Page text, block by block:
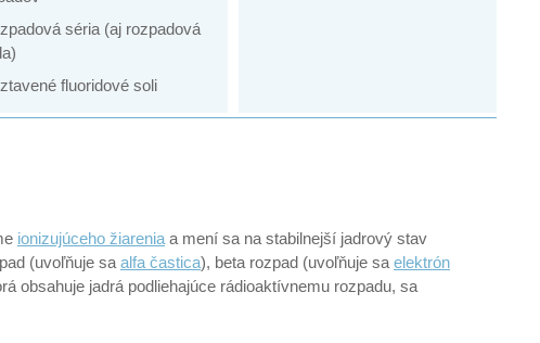
séria (aj rozpadová
fluoridové soli
ionizujúceho žiarenia a mení sa na stabilnejší jadrový stav
(uvoľňuje sa alfa častica), beta rozpad (uvoľňuje sa elektrón
obsahuje jadrá podliehajúce rádioaktívnemu rozpadu, sa